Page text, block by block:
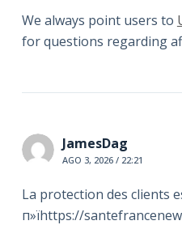
We always point users to
for questions regarding
JamesDag
AGO 3, 2026 / 22:21
La protection des clients
п»їhttps://